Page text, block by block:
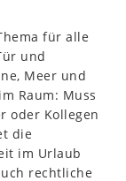
für alle
und
Meer und
Raum: Muss
oder Kollegen
die
im Urlaub
rechtliche